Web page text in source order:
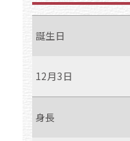
誕生日
12月3日
身長